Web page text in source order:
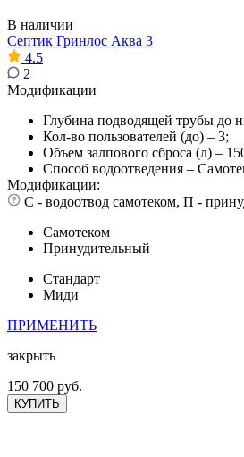
В наличии
Септик Гринлос Аква 3
4.5
2
Модификации
Глубина подводящей трубы до
Кол-во пользователей (до) – 3;
Объем залпового сброса (л) –
Способ водоотведения –
Модификации:
С - водоотвод самотеком, П -
Самотеком
Принудительный
Стандарт
Миди
ПРИМЕНИТЬ
закрыть
150 700 руб.
КУПИТЬ